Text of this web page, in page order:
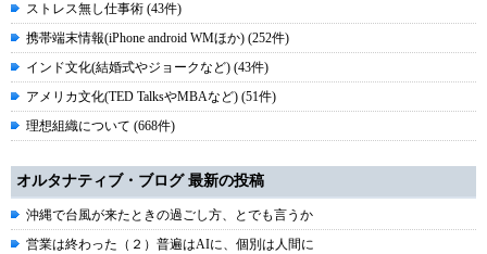
ストレス無し仕事術 (43件)
携帯端末情報(iPhone android WMほか) (252件)
インド文化(結婚式やジョークなど) (43件)
アメリカ文化(TED TalksやMBAなど) (51件)
理想組織について (668件)
オルタナティブ・ブログ 最新の投稿
沖縄で台風が来たときの過ごし方、とでも言うか
営業は終わった（２）普遍はAIに、個別は人間に